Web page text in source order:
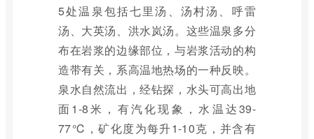
5处温泉包括七里汤、汤村汤、呼雷
汤、大英汤、洪水岚汤。这些温泉多分
布在岩浆的边缘部位，与岩浆活动的构
造带有关，系高温地热场的一种反映。
泉水自然流出，经钻探，水头可高出地
面1-8米，有汽化现象，水温达39-
77℃，矿化度为每升1-10克，并含有